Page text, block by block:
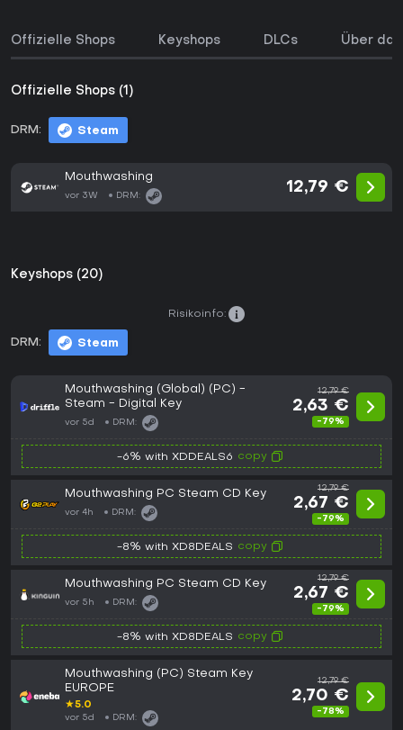
Offizielle Shops Keyshops DLCs Über
Offizielle Shops (1)
DRM: Steam
Mouthwashing
vor 3W DRM:
12,79 €
Keyshops (20)
DRM: Steam
Risikoinfo:
Mouthwashing (Global) (PC) -
Steam - Digital Key
vor 5d DRM:
12,79 €
2,63 €
-79%
-6% with XDDEALS6 copy
Mouthwashing PC Steam CD Key
vor 4h DRM:
12,79 €
2,67 €
-79%
-8% with XD8DEALS copy
Mouthwashing PC Steam CD Key
vor 5h DRM:
12,79 €
2,67 €
-79%
-8% with XD8DEALS copy
Mouthwashing (PC) Steam Key
EUROPE
★5.0
vor 5d DRM:
12,79 €
2,70 €
-78%